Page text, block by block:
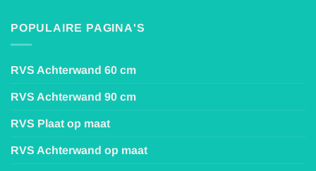
POPULAIRE PAGINA'S
RVS Achterwand 60 cm
RVS Achterwand 90 cm
RVS Plaat op maat
RVS Achterwand op maat